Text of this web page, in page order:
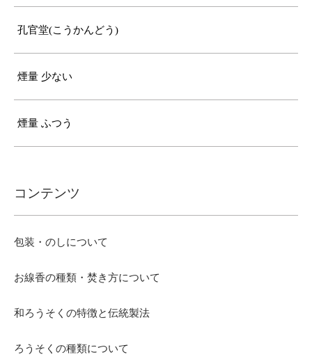
孔官堂(こうかんどう)
煙量 少ない
煙量 ふつう
コンテンツ
包装・のしについて
お線香の種類・焚き方について
和ろうそくの特徴と伝統製法
ろうそくの種類について